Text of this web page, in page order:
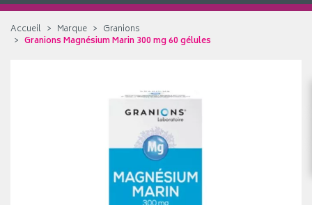
Accueil Marque
Granions
Granions Magnésium Marin 300 mg 60 gélules